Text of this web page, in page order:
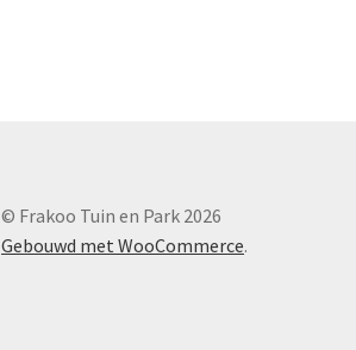
© Frakoo Tuin en Park 2026
Gebouwd met WooCommerce.